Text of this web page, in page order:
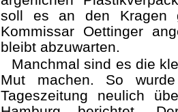
soll es an den Kragen
Kommissar Oettinger
bleibt abzuwarten.
Manchmal sind es die
Mut machen. So
Tageszeitung neulich